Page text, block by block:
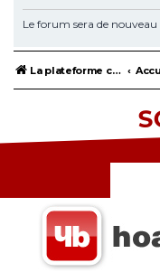
Le forum sera de nouveau
La plateforme collaborative contre la désinformation